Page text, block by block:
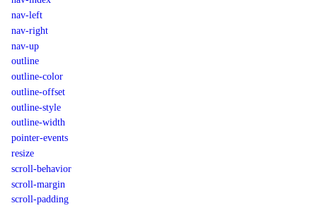
nav-left
nav-right
nav-up
outline
outline-color
outline-offset
outline-style
outline-width
pointer-events
resize
scroll-behavior
scroll-margin
scroll-padding